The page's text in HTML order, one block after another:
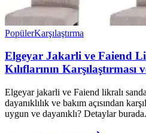
PopülerKarşılaştırma
Elgeyar Jakarli ve Faiend
Kılıflarının
Elgeyar jakarli ve Faiend likralı
dayanıklılık ve bakım açısından
uygun ve dayanıklı? Detaylar burada.